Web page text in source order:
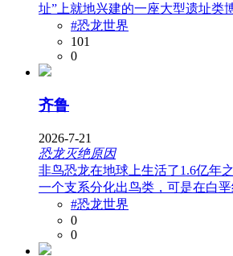
址”上就地兴建的一座大型遗址类
#恐龙世界
101
0
齐鲁
2026-7-21
恐龙灭绝原因
非鸟恐龙在地球上生活了1.6亿年
一个支系分化出鸟类，可是在白
#恐龙世界
0
0